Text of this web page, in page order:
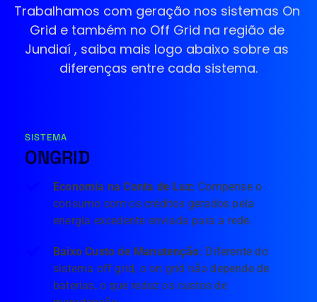
Trabalhamos com geração nos sistemas On
Grid e também no Off Grid na região de
Jundiaí , saiba mais logo abaixo sobre as
diferenças entre cada sistema.
SISTEMA
ONGRID
Economia na Conta de Luz: Compense o
consumo com os créditos gerados pela
energia excedente enviada para a rede.
Baixo Custo de Manutenção: Diferente do
sistema off grid, o on grid não depende de
baterias, o que reduz os custos de